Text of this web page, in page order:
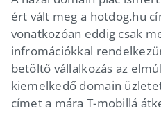
ért vált meg a hotdog.hu
vonatkozóan eddig csak
infromációkkal
betöltő vállalkozás az
kiemelkedő domain
címet a mára T-mobillá